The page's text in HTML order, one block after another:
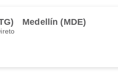
Medellín (MDE)